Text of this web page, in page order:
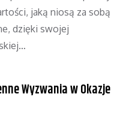
jaką niosą za sobą
dzięki swojej
Wyzwania w Okazje